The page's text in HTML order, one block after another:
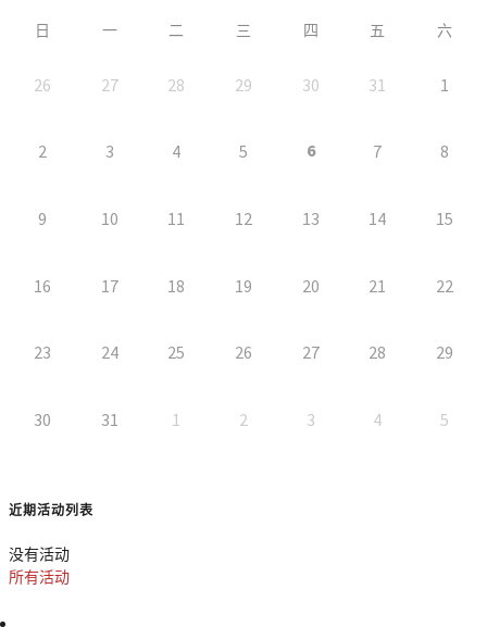
日 一 二 三 四 五 六
26 27 28 29 30 31 1
2 3 4 5 6 7 8
9 10 11 12 13 14 15
16 17 18 19 20 21 22
23 24 25 26 27 28 29
30 31 1 2 3 4 5
近期活动列表
没有活动
所有活动